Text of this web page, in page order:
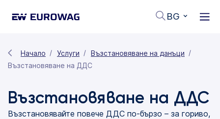
BG
Начало Услуги
Възстановяване на данъци
Възстановяване на ДДС
Възстановяване на ДДС
Възстановявайте повече ДДС по-бързо – за гориво,